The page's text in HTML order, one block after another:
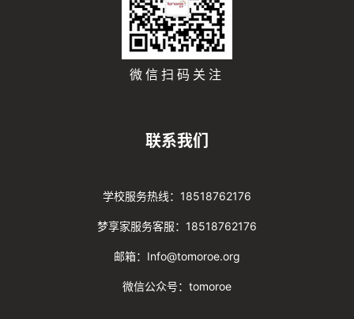
微信扫码关注
联系我们
学校服务热线：18518762176
梦享家服务客服：18518762176
邮箱：Info@tomoroe.org
微信公众号：tomoroe